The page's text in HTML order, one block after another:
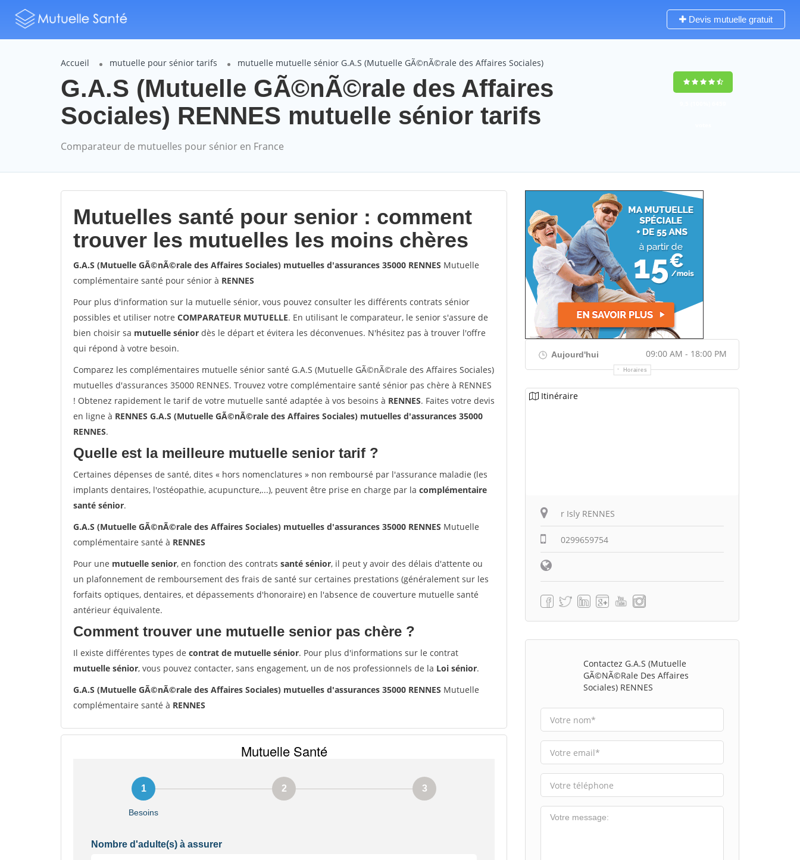
Devis mutuelle gratuit
Accueil mutuelle pour sénior tarifs mutuelle mutuelle sénior G.A.S (Mutuelle GÃ©nÃ©rale des Affaires Sociales)
G.A.S (Mutuelle GÃ©nÃ©rale des Affaires
Sociales) RENNES mutuelle sénior tarifs
Comparateur de mutuelles pour sénior en France
Mutuelles santé pour senior : comment
trouver les mutuelles les moins chères
G.A.S (Mutuelle GÃ©nÃ©rale des Affaires Sociales) mutuelles d'assurances 35000 RENNES Mutuelle
complémentaire santé pour sénior à RENNES
Pour plus d'information sur la mutuelle sénior, vous pouvez consulter les différents contrats sénior
possibles et utiliser notre COMPARATEUR MUTUELLE. En utilisant le comparateur, le senior s'assure de
bien choisir sa mutuelle sénior dès le départ et évitera les déconvenues. N'hésitez pas à trouver l'offre
qui répond à votre besoin.
Comparez les complémentaires mutuelle sénior santé G.A.S (Mutuelle GÃ©nÃ©rale des Affaires Sociales)
mutuelles d'assurances 35000 RENNES. Trouvez votre complémentaire santé sénior pas chère à RENNES
! Obtenez rapidement le tarif de votre mutuelle santé adaptée à vos besoins à RENNES. Faites votre devis
en ligne à RENNES G.A.S (Mutuelle GÃ©nÃ©rale des Affaires Sociales) mutuelles d'assurances 35000
RENNES.
Quelle est la meilleure mutuelle senior tarif ?
Certaines dépenses de santé, dites « hors nomenclatures » non remboursé par l'assurance maladie (les
implants dentaires, l'ostéopathie, acupuncture,...), peuvent être prise en charge par la complémentaire
santé sénior.
G.A.S (Mutuelle GÃ©nÃ©rale des Affaires Sociales) mutuelles d'assurances 35000 RENNES Mutuelle
complémentaire santé à RENNES
Pour une mutuelle senior, en fonction des contrats santé sénior, il peut y avoir des délais d'attente ou
un plafonnement de remboursement des frais de santé sur certaines prestations (généralement sur les
forfaits optiques, dentaires, et dépassements d'honoraire) en l'absence de couverture mutuelle santé
antérieur équivalente.
Comment trouver une mutuelle senior pas chère ?
Il existe différentes types de contrat de mutuelle sénior. Pour plus d'informations sur le contrat
mutuelle sénior, vous pouvez contacter, sans engagement, un de nos professionnels de la Loi sénior.
G.A.S (Mutuelle GÃ©nÃ©rale des Affaires Sociales) mutuelles d'assurances 35000 RENNES Mutuelle
complémentaire santé à RENNES
Aujourd'hui 09:00 AM - 18:00 PM
Horaires
Itinéraire
r Isly RENNES
0299659754
Contactez G.A.S (Mutuelle
GÃ©nÃ©rale Des Affaires
Sociales) RENNES